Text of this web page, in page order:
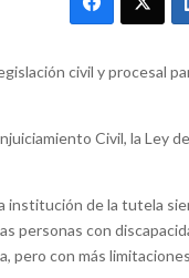
civil y procesal
Civil, la Ley
institución de la tutela
personas con
pero con más